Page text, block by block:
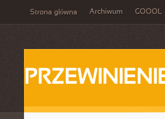
Strona główna Archiwum GOOOL